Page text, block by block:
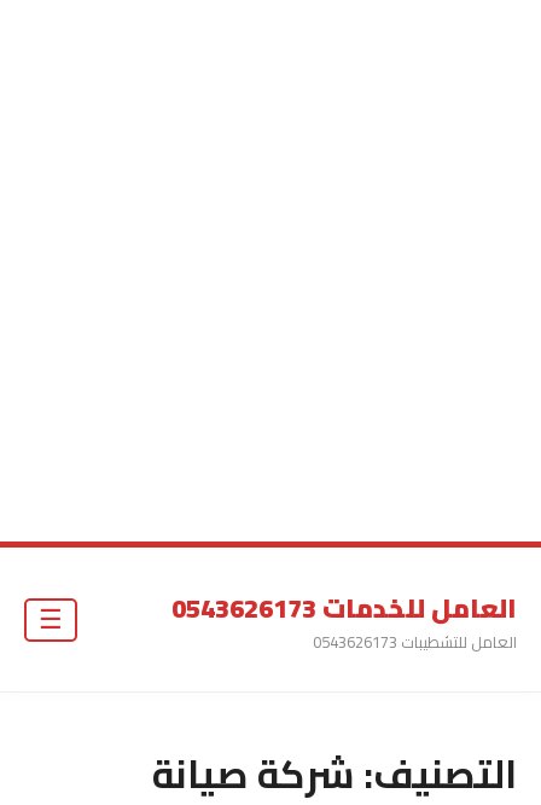
العامل للخدمات 0543626173
العامل للتشطيبات 0543626173
التصنيف:شركة صيانة